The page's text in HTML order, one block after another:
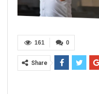
0
161
Share